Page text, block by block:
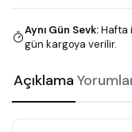
Aynı Gün Sevk:Hafta
gün kargoya verilir.
Açıklama